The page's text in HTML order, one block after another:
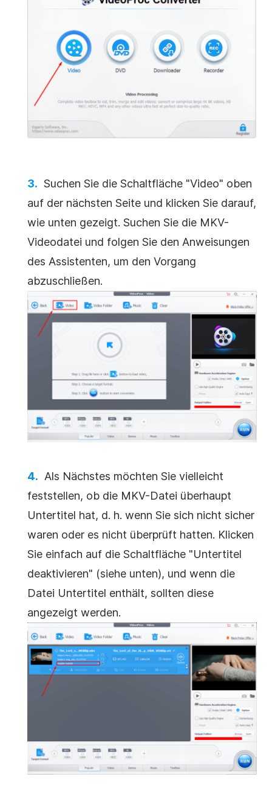
Suchen Sie die Schaltfläche "Video" oben
auf der nächsten Seite und klicken Sie darauf,
wie unten gezeigt. Suchen Sie die MKV-
Videodatei und folgen Sie den Anweisungen
des Assistenten, um den Vorgang
abzuschließen.
Als Nächstes möchten Sie vielleicht
feststellen, ob die MKV-Datei überhaupt
Untertitel hat, d. h. wenn Sie sich nicht sicher
waren oder es nicht überprüft hatten. Klicken
Sie einfach auf die Schaltfläche "Untertitel
deaktivieren" (siehe unten), und wenn die
Datei Untertitel enthält, sollten diese
angezeigt werden.